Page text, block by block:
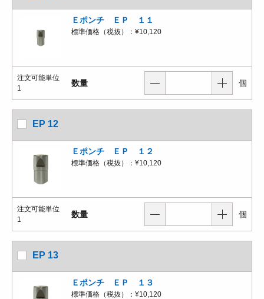
Ｅポンチ ＥＰ １１
標準価格（税抜）： ¥10,120
注文可能単位
1
数量 個
EP 12
Ｅポンチ ＥＰ １２
標準価格（税抜）： ¥10,120
注文可能単位
1
数量 個
EP 13
Ｅポンチ ＥＰ １３
標準価格（税抜）： ¥10,120